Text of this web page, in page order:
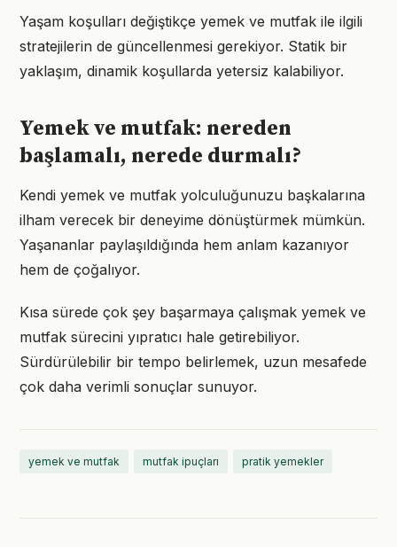
Yaşam koşulları değiştikçe yemek ve mutfak ile ilgili
stratejilerin de güncellenmesi gerekiyor. Statik bir
yaklaşım, dinamik koşullarda yetersiz kalabiliyor.
Yemek ve mutfak: nereden
başlamalı, nerede durmalı?
Kendi yemek ve mutfak yolculuğunuzu başkalarına
ilham verecek bir deneyime dönüştürmek mümkün.
Yaşananlar paylaşıldığında hem anlam kazanıyor
hem de çoğalıyor.
Kısa sürede çok şey başarmaya çalışmak yemek ve
mutfak sürecini yıpratıcı hale getirebiliyor.
Sürdürülebilir bir tempo belirlemek, uzun mesafede
çok daha verimli sonuçlar sunuyor.
yemek ve mutfak mutfak ipuçları pratik yemekler